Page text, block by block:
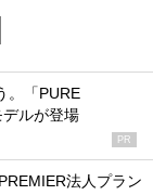
。「PURE
ルが登場
PR
法人プラン